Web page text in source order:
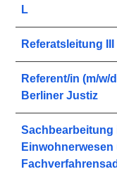
L
Referatsleitung III
Referent/in (m/
Berliner Justiz
Sachbearbeitung